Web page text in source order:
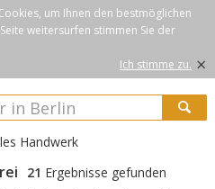
um Ihnen den bestmöglichen
weitersurfen stimmen Sie der
Ich stimme zu. ×
Handwerk
21 Ergebnisse gefunden